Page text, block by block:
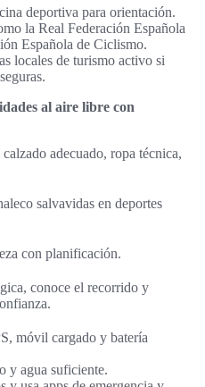
deportiva para orientación.
la Real Federación Española
Española de Ciclismo.
locales de turismo activo si
al aire libre con
adecuado, ropa técnica,
salvavidas en deportes
con planificación.
conoce el recorrido y
móvil cargado y batería
y agua suficiente.